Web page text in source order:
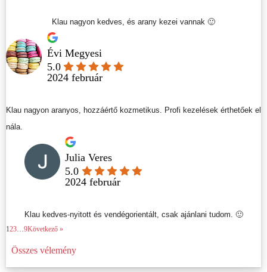
Klau nagyon kedves, és arany kezei vannak 🙂
Évi Megyesi
5.0
2024 február
Klau nagyon aranyos, hozzáértő kozmetikus. Profi kezelések érthetőek el
nála.
Julia Veres
5.0
2024 február
Klau kedves-nyitott és vendégorientált, csak ajánlani tudom. 🙂
123 9Következő »
Összes vélemény